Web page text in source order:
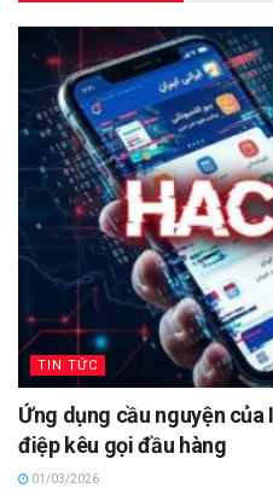
TIN TỨC
Ứng dụng cầu nguyện
điệp kêu gọi đầu hàng
01/03/2026